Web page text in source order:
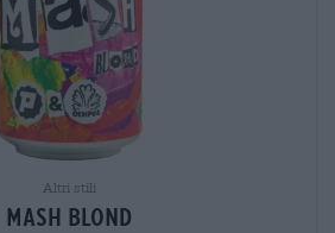
Altri stili
mash blond